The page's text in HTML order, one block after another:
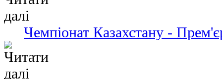
Чемпіонат Казахстану -